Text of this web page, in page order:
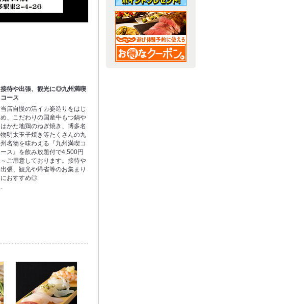
接待や出張、観光に◎九州満喫
コース
当店自慢の活イカ姿造りをはじ
め、こだわりの国産牛もつ鍋や
はかた地鶏のねぎ焼き、博多名
物明太玉子焼き等たくさんの九
州名物を味わえる『九州満喫コ
ース』を飲み放題付で4,500円
～ご用意しております。接待や
出張、観光や帰省等のお集まり
におすすめ◎
-